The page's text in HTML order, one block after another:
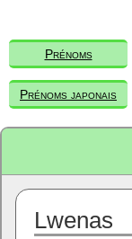
Prénoms
Prénoms japonais
Lwenas